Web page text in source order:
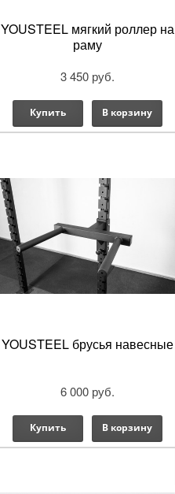
YOUSTEEL мягкий роллер на
раму
3 450 руб.
Купить В корзину
YOUSTEEL брусья навесные
6 000 руб.
Купить В корзину